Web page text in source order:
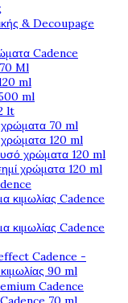
& Decoupage
Cadence
Ml
ml
ml
lt
χρώματα 70 ml
χρώματα 120 ml
χρώματα 120 ml
χρώματα 120 ml
κιμωλίας Cadence
κιμωλίας Cadence
Cadence -
90 ml
Cadence